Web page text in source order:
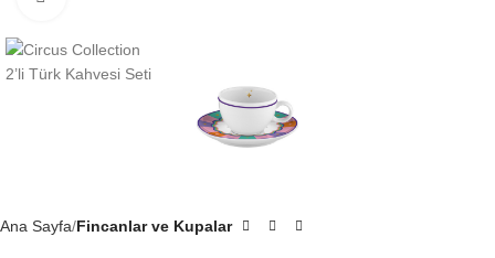
Ana Sayfa Fincanlar ve Kupalar